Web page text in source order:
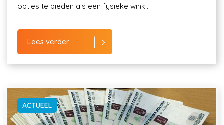
opties te bieden als een fysieke wink...
Lees verder
ACTUEEL